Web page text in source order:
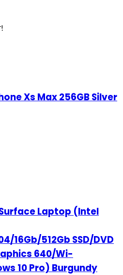
Xs Max 256GB Silver
Laptop (Intel
16Gb/512Gb SSD/DVD
640/Wi-
10 Pro) Burgundy